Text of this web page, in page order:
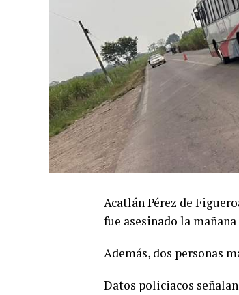
Acatlán Pérez de
fue asesinado la
Además, dos personas
Datos policiacos